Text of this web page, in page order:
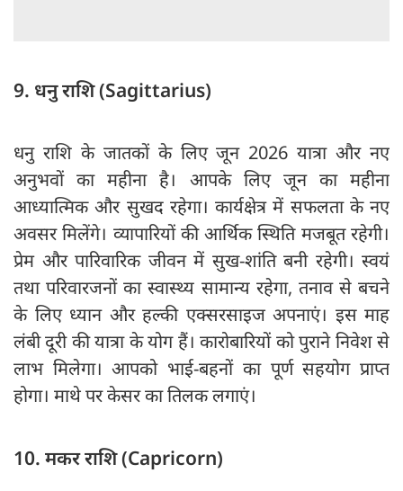
9. धनु राशि (Sagittarius)
धनु राशि के जातकों के लिए जून 2026 यात्रा और नए
अनुभवों का महीना है। आपके लिए जून का महीना
आध्यात्मिक और सुखद रहेगा। कार्यक्षेत्र में सफलता के नए
अवसर मिलेंगे। व्यापारियों की आर्थिक स्थिति मजबूत रहेगी।
प्रेम और पारिवारिक जीवन में सुख-शांति बनी रहेगी। स्वयं
तथा परिवारजनों का स्वास्थ्य सामान्य रहेगा, तनाव से बचने
के लिए ध्यान और हल्की एक्सरसाइज अपनाएं। इस माह
लंबी दूरी की यात्रा के योग हैं। कारोबारियों को पुराने निवेश से
लाभ मिलेगा। आपको भाई-बहनों का पूर्ण सहयोग प्राप्त
होगा। माथे पर केसर का तिलक लगाएं।
10. मकर राशि (Capricorn)